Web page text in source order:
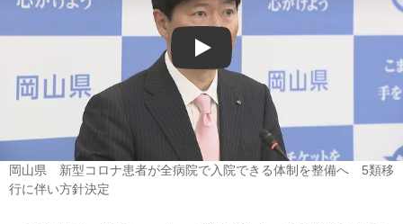
Play
岡山県 新型コロナ患者が全病院で入院できる体制を整備へ 5類移
行に伴い方針決定